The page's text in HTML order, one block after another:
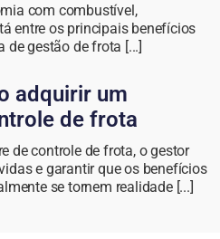
com combustível,
entre os principais benefícios
de gestão de frota [...]
adquirir um
de frota
de controle de frota, o gestor
e garantir que os benefícios
se tornem realidade [...]